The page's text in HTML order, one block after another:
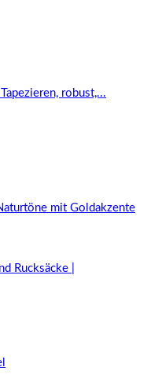
robust,...
mit Goldakzente